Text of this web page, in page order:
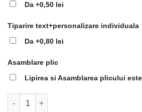
Da +0,50 lei
Tiparire text+personalizare individuala
Da +0,80 lei
Asamblare plic
Lipirea si Asamblarea plicului este
Cantitate Plic de Bani Botez Deosebit